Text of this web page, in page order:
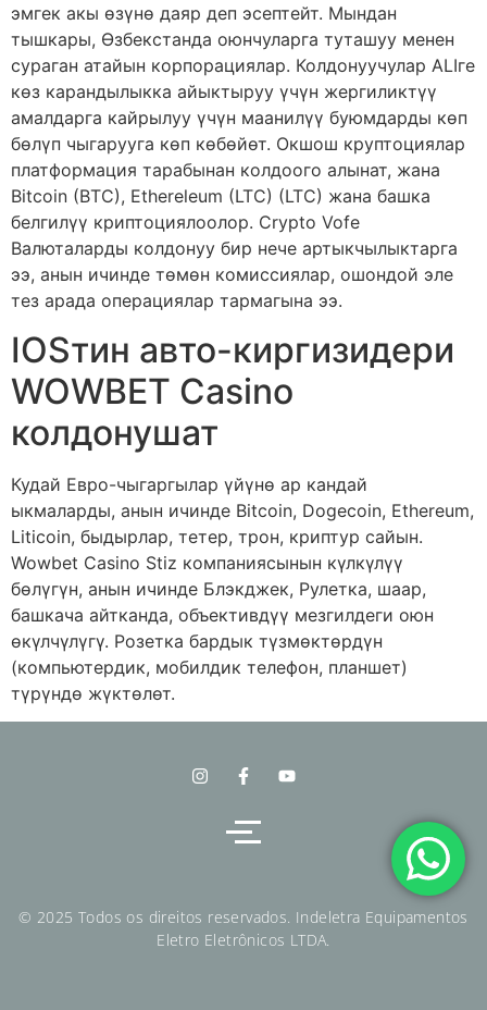
эмгек акы өзүнө даяр деп эсептейт. Мындан
тышкары, Өзбекстанда оюнчуларга туташуу менен
сураган атайын корпорациялар. Колдонуучулар ALIге
көз карандылыкка айыктыруу үчүн жергиликтүү
амалдарга кайрылуу үчүн маанилүү буюмдарды көп
бөлүп чыгарууга көп көбөйөт. Окшош круптоциялар
платформация тарабынан колдоого алынат, жана
Bitcoin (BTC), Ethereleum (LTC) (LTC) жана башка
белгилүү криптоциялоолор. Crypto Vofe
Валюталарды колдонуу бир нече артыкчылыктарга
ээ, анын ичинде төмөн комиссиялар, ошондой эле
тез арада операциялар тармагына ээ.
IOSтин авто-киргизидери
WOWBET Casino
колдонушат
Кудай Евро-чыгаргылар үйүнө ар кандай
ыкмаларды, анын ичинде Bitcoin, Dogecoin, Ethereum,
Liticoin, быдырлар, тетер, трон, криптур сайын.
Wowbet Casino Stiz компаниясынын күлкүлүү
бөлүгүн, анын ичинде Блэкджек, Рулетка, шаар,
башкача айтканда, объективдүү мезгилдеги оюн
өкүлчүлүгү. Розетка бардык түзмөктөрдүн
(компьютердик, мобилдик телефон, планшет)
түрүндө жүктөлөт.
© 2025 Todos os direitos reservados. Indeletra Equipamentos
Eletro Eletrônicos LTDA.